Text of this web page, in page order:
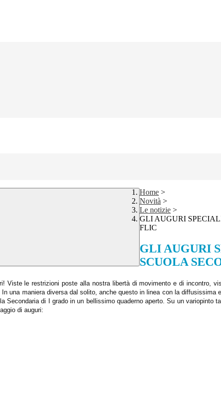
Home >
Novità >
Le notizie >
GLI AUGURI
FLIC
GLI AUGURI
SCUOLA
Viste le restrizioni poste alla nostra libertà di movimento e di incontro,
una maniera diversa dal solito, anche questo in linea con la diffusissima
di I grado in un bellissimo quaderno aperto. Su un variopinto
di auguri: